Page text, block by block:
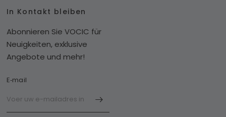
In Kontakt bleiben
Abonnieren Sie VOCIC für
Neuigkeiten, exklusive
Angebote und mehr!
E‑mail